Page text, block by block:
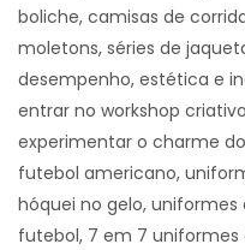
boliche, camisas de
moletons, séries de
desempenho, estética e
entrar no workshop
experimentar o charme
futebol americano,
hóquei no gelo,
futebol, 7 em 7